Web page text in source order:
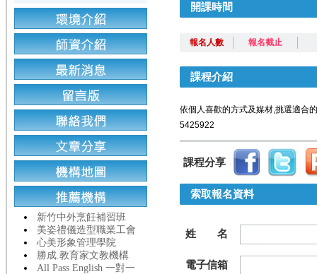
新竹中外烹飪補習班
美姿禮儀造型職業工會
心美形象管理學院
勝成.教育家文教機構
All Pass English 一對一
開課時間
報名人數 報名截止
課程介紹
依個人喜歡的方式及媒材,挑選適合
5425922
課程分享
索取報名資料
姓 名
電子信箱